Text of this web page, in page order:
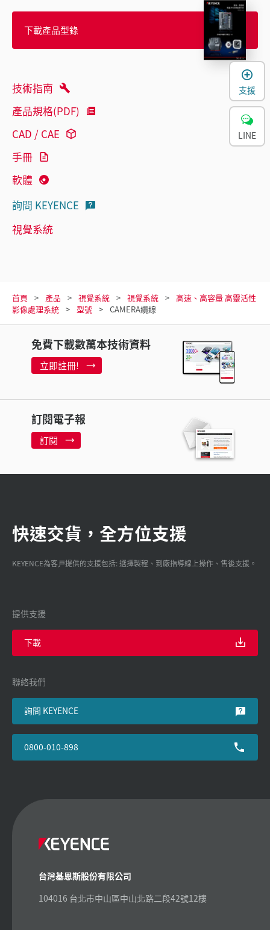
下載產品型錄
技術指南
產品規格(PDF)
CAD / CAE
手冊
軟體
詢問 KEYENCE
視覺系統
首頁 產品 視覺系統 視覺系統
高速、高容量 高靈活性
影像處理系統
型號 CAMERA纜線
免費下載數萬本技術資料
立即註冊!
訂閱電子報
訂閱
快速交貨，全方位支援
KEYENCE為客戸提供的支援包括: 選擇製程、到廠指導線上操作、售後支援。
提供支援
下載
聯絡我們
詢問 KEYENCE
0800-010-898
台灣基恩斯股份有限公司
104016 台北市中山區中山北路二段42號12樓
支援
LINE